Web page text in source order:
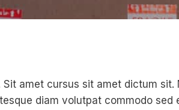
amet cursus sit amet dictum sit.
diam volutpat commodo sed